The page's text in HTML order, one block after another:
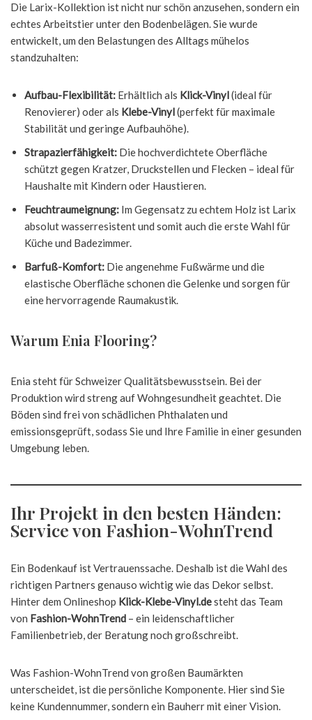
Die Larix-Kollektion ist nicht nur schön anzusehen, sondern ein
echtes Arbeitstier unter den Bodenbelägen. Sie wurde
entwickelt, um den Belastungen des Alltags mühelos
standzuhalten:
Aufbau-Flexibilität: Erhältlich als Klick-Vinyl(ideal für
Renovierer) oder als Klebe-Vinyl(perfekt für maximale
Stabilität und geringe Aufbauhöhe).
Strapazierfähigkeit: Die hochverdichtete Oberfläche
schützt gegen Kratzer, Druckstellen und Flecken – ideal für
Haushalte mit Kindern oder Haustieren.
Feuchtraumeignung: Im Gegensatz zu echtem Holz ist Larix
absolut wasserresistent und somit auch die erste Wahl für
Küche und Badezimmer.
Barfuß-Komfort: Die angenehme Fußwärme und die
elastische Oberfläche schonen die Gelenke und sorgen für
eine hervorragende Raumakustik.
Warum Enia Flooring?
Enia steht für Schweizer Qualitätsbewusstsein. Bei der
Produktion wird streng auf Wohngesundheit geachtet. Die
Böden sind frei von schädlichen Phthalaten und
emissionsgeprüft, sodass Sie und Ihre Familie in einer gesunden
Umgebung leben.
Ihr Projekt in den besten Händen:
Service von Fashion-WohnTrend
Ein Bodenkauf ist Vertrauenssache. Deshalb ist die Wahl des
richtigen Partners genauso wichtig wie das Dekor selbst.
Hinter dem Onlineshop Klick-Klebe-Vinyl.desteht das Team
von Fashion-WohnTrend – ein leidenschaftlicher
Familienbetrieb, der Beratung noch großschreibt.
Was Fashion-WohnTrend von großen Baumärkten
unterscheidet, ist die persönliche Komponente. Hier sind Sie
keine Kundennummer, sondern ein Bauherr mit einer Vision.